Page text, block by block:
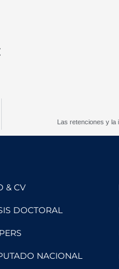
Las retenciones y la
& CV
DOCTORAL
NACIONAL